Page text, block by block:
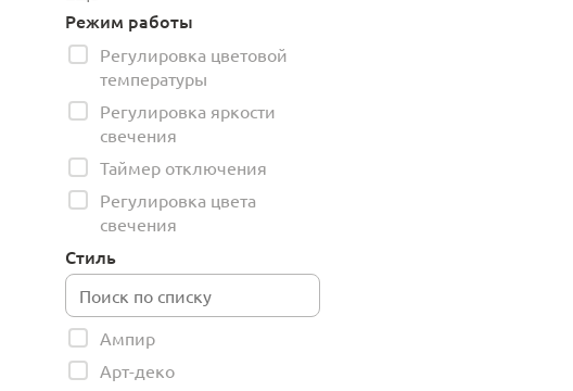
Режим работы
Регулировка цветовой
температуры
Регулировка яркости
свечения
Таймер отключения
Регулировка цвета
свечения
Стиль
Ампир
Арт-деко